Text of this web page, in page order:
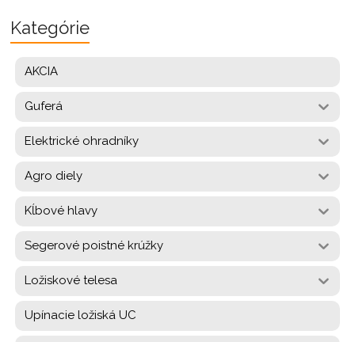
Kategórie
AKCIA
Guferá
Elektrické ohradníky
Agro diely
Kĺbové hlavy
Segerové poistné krúžky
Ložiskové telesa
Upínacie ložiská UC